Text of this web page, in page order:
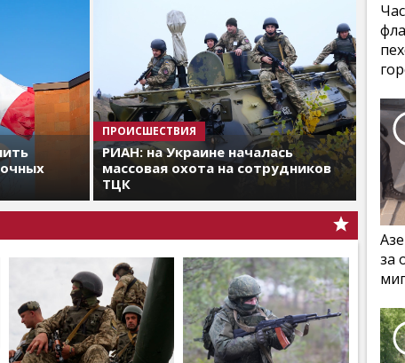
ПРОИСШЕСТВИЯ
РИАН: на Украине началась
массовая охота на сотрудников
ТЦК
за